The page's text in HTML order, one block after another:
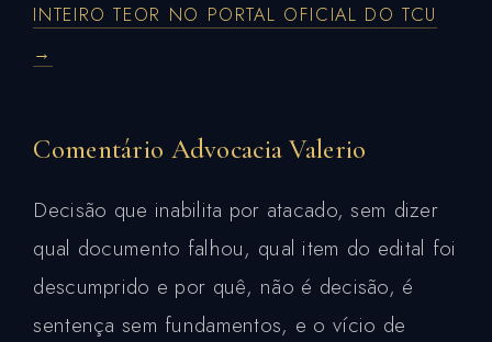
INTEIRO TEOR NO PORTAL OFICIAL DO TCU
→
Comentário Advocacia Valerio
Decisão que inabilita por atacado, sem dizer
qual documento falhou, qual item do edital foi
descumprido e por quê, não é decisão, é
sentença sem fundamentos, e o vício de